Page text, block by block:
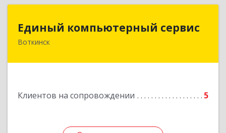
Единый компьютерный сервис
Воткинск
Клиентов на сопровождении 5
Единый компьютерный сервис